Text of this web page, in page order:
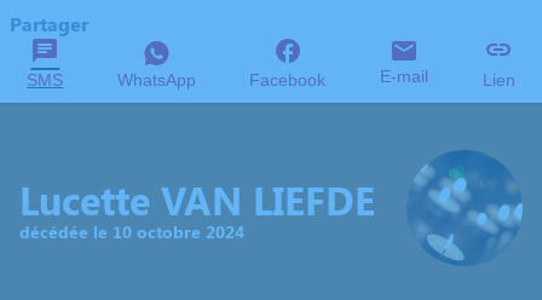
Partager
SMS WhatsApp Facebook E-mail Lien
Lucette VAN LIEFDE
décédée le 10 octobre 2024